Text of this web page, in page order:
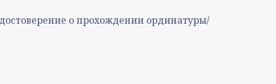
о прохождении ординатуры/